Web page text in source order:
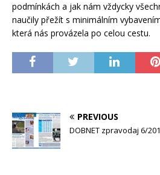
podmínkách a jak nám vždycky
naučily přežít s minimálním
která nás provázela po celou cestu.
PREVIOUS
DOBNET zpravodaj 6/